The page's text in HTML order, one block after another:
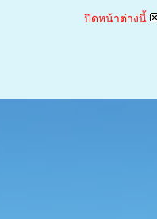
ปิดหน้าต่างนี้